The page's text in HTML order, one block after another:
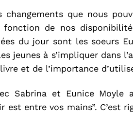
changements que nous
de nos
du jour sont les soeurs
jeunes à s’impliquer dans
et de l’importance
Sabrina et Eunice
est entre vos mains”. C’est